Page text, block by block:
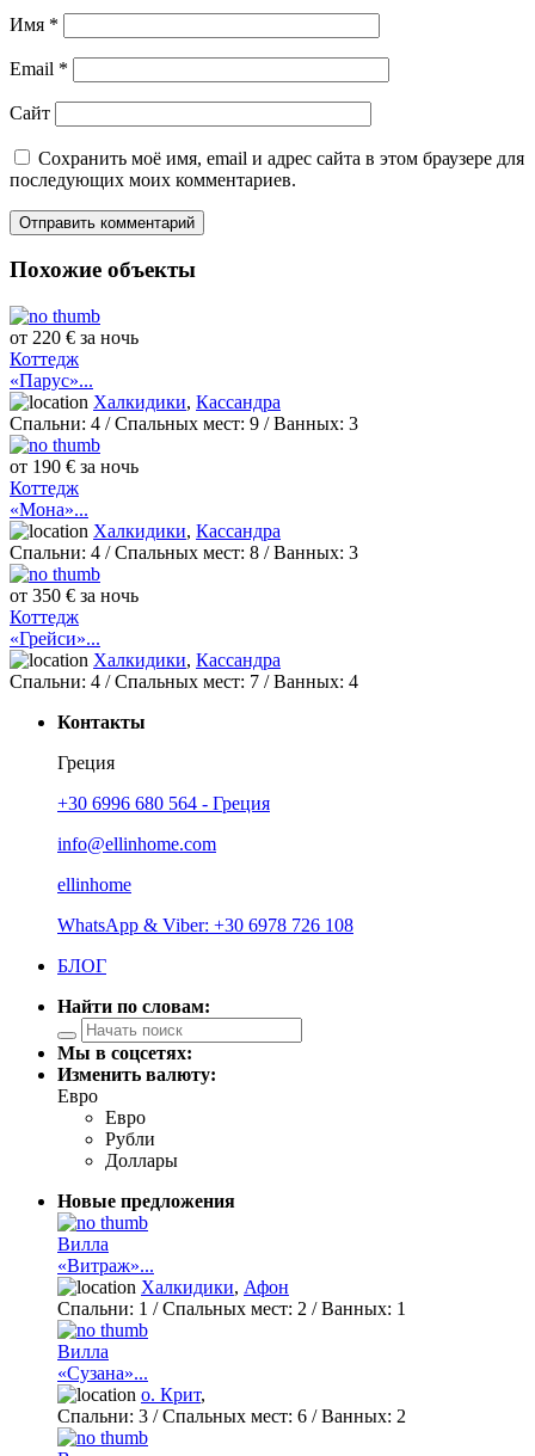
Имя *
Email *
Сайт
Сохранить моё имя, email и адрес сайта в этом браузере для
последующих моих комментариев.
Похожие объекты
от 220 € за ночь
Коттедж
«Парус»...
Халкидики, Кассандра
Спальни: 4 / Спальных мест: 9 /Ванных: 3
от 190 € за ночь
Коттедж
«Мона»...
Халкидики, Кассандра
Спальни: 4 / Спальных мест: 8 /Ванных: 3
от 350 € за ночь
Коттедж
«Грейси»...
Халкидики, Кассандра
Спальни: 4 / Спальных мест: 7 /Ванных: 4
Контакты
Греция
+30 6996 680 564 - Греция
info@ellinhome.com
ellinhome
WhatsApp & Viber: +30 6978 726 108
БЛОГ
Найти по словам:
Мы в соцсетях:
Изменить валюту:
Евро
Евро
Рубли
Доллары
Новые предложения
Вилла
«Витраж»...
Халкидики, Афон
Спальни: 1 / Спальных мест: 2 /Ванных: 1
Вилла
«Сузана»...
о. Крит,
Спальни: 3 / Спальных мест: 6 /Ванных: 2